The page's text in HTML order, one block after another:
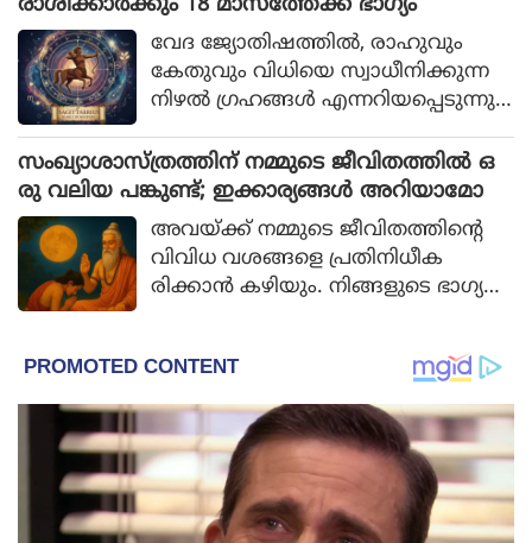
രിക്കാന്‍ ശ്രമിച്ചുകൊണ്ടിരിക്കും.
രാശിക്കാര്‍ക്കും 18 മാസത്തേക്ക് ഭാഗ്യം
വേദ ജ്യോതിഷത്തില്‍, രാഹുവും
കേതുവും വിധിയെ സ്വാധീനിക്കുന്ന
നിഴല്‍ ഗ്രഹങ്ങള്‍ എന്നറിയപ്പെടുന്നു.
യിലേക്കുള്ള അവരുടെ സംക്രമണം
ജീവിതത്തില്‍ പ്രധാന മാറ്റങ്ങള്‍ക്ക്
കാരണമാകും.
സംഖ്യാശാസ്ത്രത്തിന് നമ്മുടെ ജീവിതത്തില്‍ ഒ
രു വലിയ പങ്കുണ്ട്; ഇക്കാര്യങ്ങള്‍ അറിയാമോ
അവയ്ക്ക് നമ്മുടെ ജീവിതത്തിന്റെ
വിവിധ വശങ്ങളെ പ്രതിനിധീക
രിക്കാന്‍ കഴിയും. നിങ്ങളുടെ ഭാഗ്യന